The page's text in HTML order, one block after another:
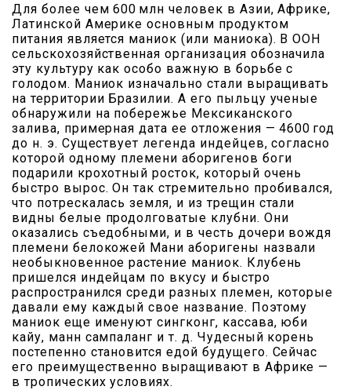
Для более чем 600 млн человек в Азии, Африке,
Латинской Америке основным продуктом
питания является маниок (или маниока). В ООН
сельскохозяйственная организация обозначила
эту культуру как особо важную в борьбе с
голодом. Маниок изначально стали выращивать
на территории Бразилии. А его пыльцу ученые
обнаружили на побережье Мексиканского
залива, примерная дата ее отложения — 4600 год
до н. э. Существует легенда индейцев, согласно
которой одному племени аборигенов боги
подарили крохотный росток, который очень
быстро вырос. Он так стремительно пробивался,
что потрескалась земля, и из трещин стали
видны белые продолговатые клубни. Они
оказались съедобными, и в честь дочери вождя
племени белокожей Мани аборигены назвали
необыкновенное растение маниок. Клубень
пришелся индейцам по вкусу и быстро
распространился среди разных племен, которые
давали ему каждый свое название. Поэтому
маниок еще именуют сингконг, кассава, юби
кайу, манн сампаланг и т. д. Чудесный корень
постепенно становится едой будущего. Сейчас
его преимущественно выращивают в Африке —
в тропических условиях.